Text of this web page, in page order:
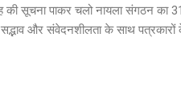
की सूचना पाकर चलो नायला संगठन का
और संवेदनशीलता के साथ पत्रकारों
अधिक होने लगा है। मुख्‍यमंत्री जी की